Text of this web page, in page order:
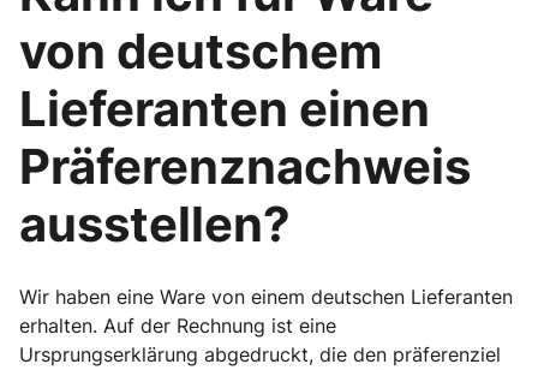
von deutschem
Lieferanten einen
Präferenznachweis
ausstellen?
Wir haben eine Ware von einem deutschen Lieferanten
erhalten. Auf der Rechnung ist eine
Ursprungserklärung abgedruckt, die den präferenziel